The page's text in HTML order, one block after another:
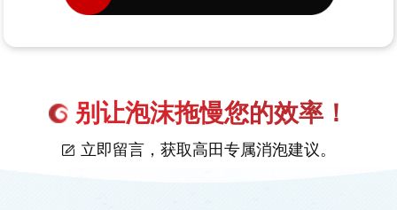
别让泡沫拖慢您的效率！
立即留言，获取高田专属消泡建议。